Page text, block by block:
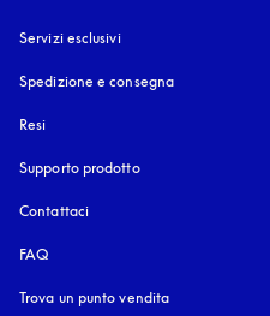
Servizi esclusivi
Spedizione e consegna
Resi
Supporto prodotto
Contattaci
FAQ
Trova un punto vendita